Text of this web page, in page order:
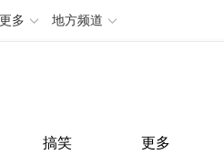
更多 地方频道
搞笑 更多